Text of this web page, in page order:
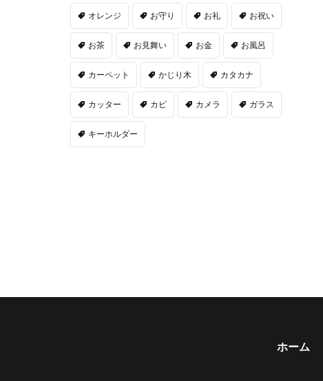
オレンジ お守り お礼 お祝い
お茶 お見舞い お金 お風呂
カーペット かじり木 カタカナ
カッター カビ カメラ ガラス
キーホルダー
ホーム